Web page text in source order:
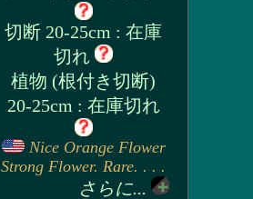
切断 20-25cm : 在庫
切れ
植物 (根付き切断)
20-25cm : 在庫切れ
Nice Orange Flower
Strong Flower. Rare. . . .
さらに...